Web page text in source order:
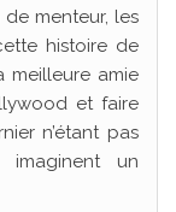
menteur, les
histoire de
meilleure amie
et faire
n’étant pas
un